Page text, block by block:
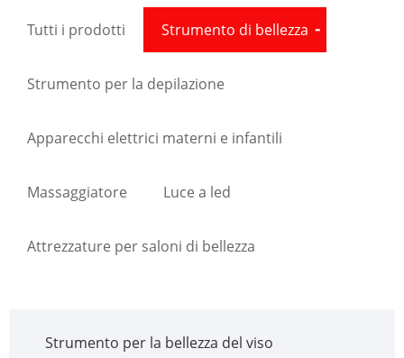
Tutti i prodotti Strumento di bellezza
Strumento per la depilazione
Apparecchi elettrici materni e infantili
Massaggiatore Luce a led
Attrezzature per saloni di bellezza
Strumento per la bellezza del viso